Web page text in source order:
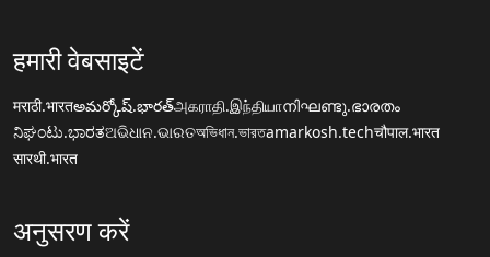
हमारी वेबसाइटें
मराठी.भारतఅమర్కోష్.భారత్அகராதி.இந்தியாനിഘണ്ടു.ഭാരതം
ನಿಘಂಟು.ಭಾರತଅଭିଧାନ.ଭାରତঅভিধান.ভারতamarkosh.techचौपाल.भारत
सारथी.भारत
अनुसरण करें